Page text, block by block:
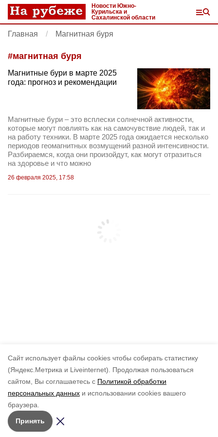
Cайт использует файлы cookies чтобы собирать статистику
(Яндекс.Метрика и Liveinternet).
Продолжая пользоваться
сайтом, Вы соглашаетесь с Политикой обработки
персональных данных и использовании cookies вашего
браузера.
Принять
Новости Южно-
Курильска и
Сахалинской области
Главная Магнитная буря
#магнитная буря
Магнитные бури в марте 2025
года: прогноз и рекомендации
Магнитные бури – это всплески солнечной активности,
которые могут повлиять как на самочувствие людей, так и
на работу техники. В марте 2025 года ожидается несколько
периодов геомагнитных возмущений разной интенсивности.
Разбираемся, когда они произойдут, как могут отразиться
на здоровье и что можно
26 февраля 2025, 17:58